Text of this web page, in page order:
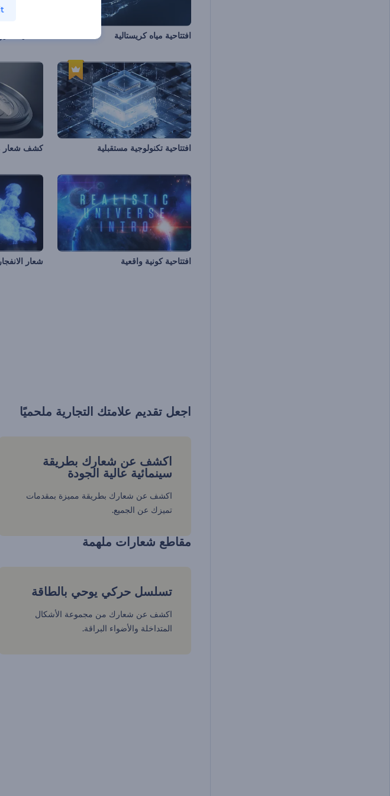
افتتاحية مياه كريستالية
افتتاحية تكنولوجية مستقبلية كشف شعار
افتتاحية كونية واقعية شعار
اجعل تقديم علامتك التجارية ملحميًا
اكشف عن شعارك بطريقة
سينمائية عالية الجودة
اكشف عن شعارك بطريقة مميزة بمقدمات
تميزك عن الجميع.
مقاطع شعارات ملهمة
تسلسل حركي يوحي بالطاقة
اكشف عن شعارك من مجموعة الأشكال
المتداخلة والأضواء البراقة.